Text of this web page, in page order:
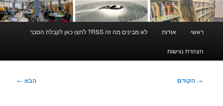
ראשי אודות לא מבינים מה זה RSS? לחצו כאן לקבלת הסבר
הצהרת נגישות
ניווט
→ הקודם הבא ←